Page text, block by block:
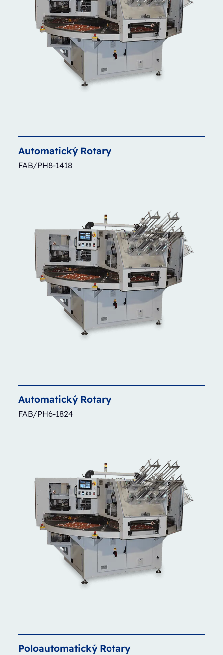
Automatický Rotary
FAB/PH8-1418
Automatický Rotary
FAB/PH6-1824
Poloautomatický Rotary